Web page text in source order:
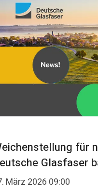
für
Glasfaser
März 2026 09:00